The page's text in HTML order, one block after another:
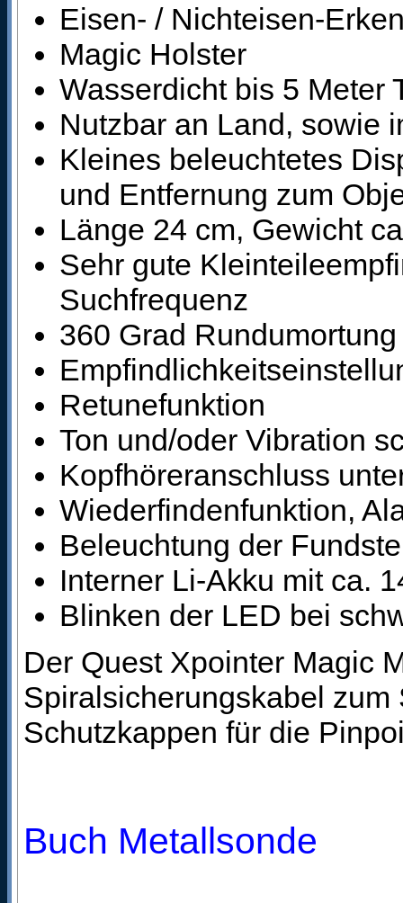
Eisen- / Nichteisen-
Magic Holster
Wasserdicht bis 5 Meter
Nutzbar an Land, sowie
Kleines beleuchtetes
und Entfernung zum
Länge 24 cm, Gewicht
Sehr gute
Suchfrequenz
360 Grad
Retunefunktion
Ton und/oder Vibration
Kopfhöreranschluss
Wiederfindenfunktion,
Beleuchtung der
Interner Li-Akku mit ca.
Blinken der LED bei
Der Quest Xpointer Magic
Spiralsicherungskabel
Schutzkappen für die
Buch Metallsonde